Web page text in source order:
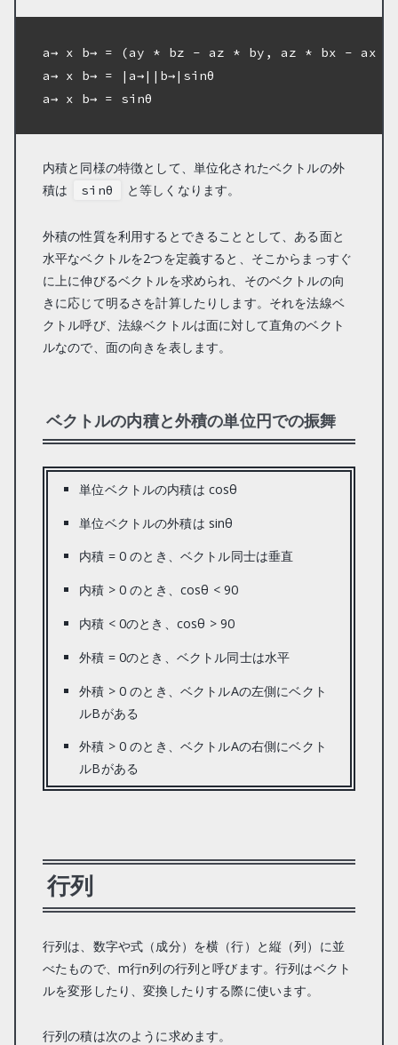
a→ x b→ = (ay * bz - az * by, az * bx - ax
a→ x b→ = |a→||b→|sinθ
a→ x b→ = sinθ
内積と同様の特徴として、単位化されたベクトルの外
積は
sinθ と等しくなります。
外積の性質を利用するとできることとして、ある面と
水平なベクトルを2つを定義すると、そこからまっすぐ
に上に伸びるベクトルを求められ、そのベクトルの向
きに応じて明るさを計算したりします。それを法線ベ
クトル呼び、法線ベクトルは面に対して直角のベクト
ルなので、面の向きを表します。
ベクトルの内積と外積の単位円での振舞
単位ベクトルの内積は cosθ
単位ベクトルの外積は sinθ
内積 = 0 のとき、ベクトル同士は垂直
内積 > 0 のとき、cosθ < 90
内積 < 0のとき、cosθ > 90
外積 = 0のとき、ベクトル同士は水平
外積 > 0 のとき、ベクトルAの左側にベクト
ルBがある
外積 > 0 のとき、ベクトルAの右側にベクト
ルBがある
行列
行列は、数字や式（成分）を横（行）と縦（列）に並
べたもので、m行n列の行列と呼びます。行列はベクト
ルを変形したり、変換したりする際に使います。
行列の積は次のように求めます。